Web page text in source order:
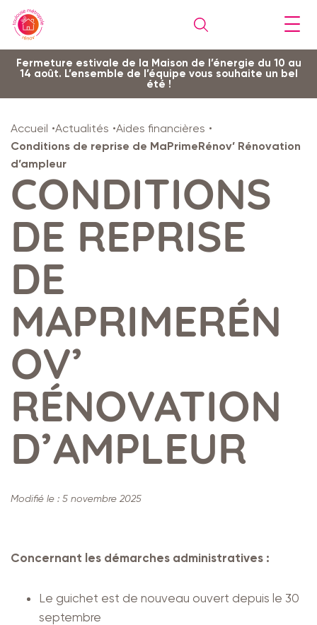
Aller
au
contenu
Aller
à
la
Aller
à
la
Aller
au
pied
Aller
au
plan
Fermeture estivale de la Maison de l’énergie du 10 au
14 août. L’ensemble de l’équipe vous souhaite un bel
été !
Accueil Actualités Aides financières
Conditions de reprise de MaPrimeRénov’ Rénovation
d’ampleur
CONDITIONS
DE REPRISE
DE
MAPRIMERÉN
OV’
RÉNOVATION
D’AMPLEUR
Modifié le : 5 novembre 2025
Concernant les démarches administratives :
Le guichet est de nouveau ouvert depuis le 30
septembre
Gestion de vos préférences sur les cookies